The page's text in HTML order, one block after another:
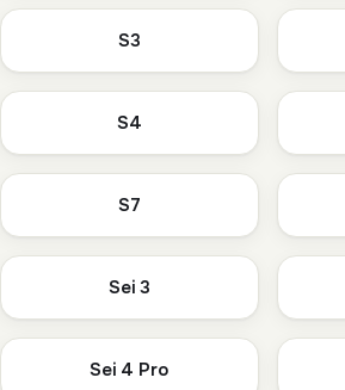
S3
S4
S7
Sei 3
Sei 4 Pro